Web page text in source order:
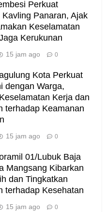
Perkuat
Kavling Panaran, Ajak
Keselamatan
Kerukunan
15 jam ago 0
Kota Perkuat
dengan Warga,
Kerja dan
terhadap Keamanan
15 jam ago 0
01/Lubuk Baja
Mangsang Kibarkan
dan Tingkatkan
terhadap Kesehatan
15 jam ago 0